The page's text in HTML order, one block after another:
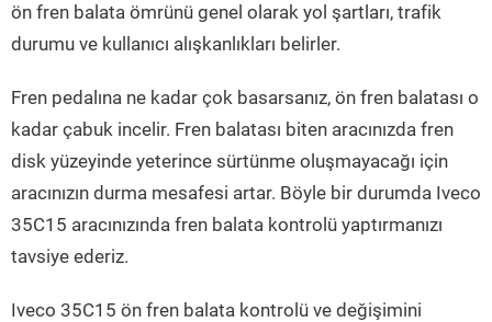
ön fren balata ömrünü genel olarak yol şartları, trafik
durumu ve kullanıcı alışkanlıkları belirler.
Fren pedalına ne kadar çok basarsanız, ön fren balatası o
kadar çabuk incelir. Fren balatası biten aracınızda fren
disk yüzeyinde yeterince sürtünme oluşmayacağı için
aracınızın durma mesafesi artar. Böyle bir durumda Iveco
35C15 aracınızında fren balata kontrolü yaptırmanızı
tavsiye ederiz.
Iveco 35C15 ön fren balata kontrolü ve değişimini